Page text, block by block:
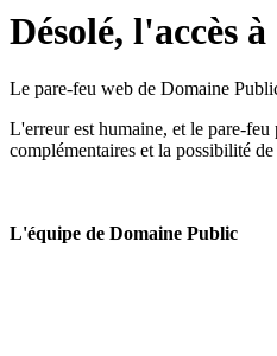
Désolé, l'accès
Le pare-feu web de Domaine
L'erreur est humaine, et le pare-
complémentaires et la possibilité
L'équipe de Domaine Public